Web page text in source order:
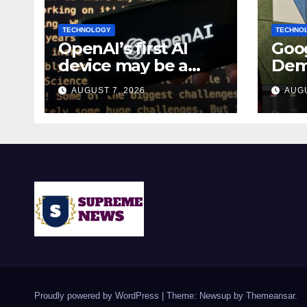
TECHNOLOGY
OpenAI’s first AI
device may be a
$300 doughnut-
shaped smart
speaker: Report
AUGUST 7, 2026
Proudly powered by WordPress Theme: Newsup by Themeansar.